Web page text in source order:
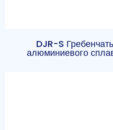
DJR-S
алюминиевого